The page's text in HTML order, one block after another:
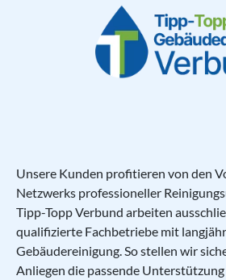
Unsere Kunden profitieren von den
Netzwerks professioneller
Tipp-Topp Verbund arbeiten
qualifizierte Fachbetriebe mit
Gebäudereinigung. So stellen wir
Anliegen die passende